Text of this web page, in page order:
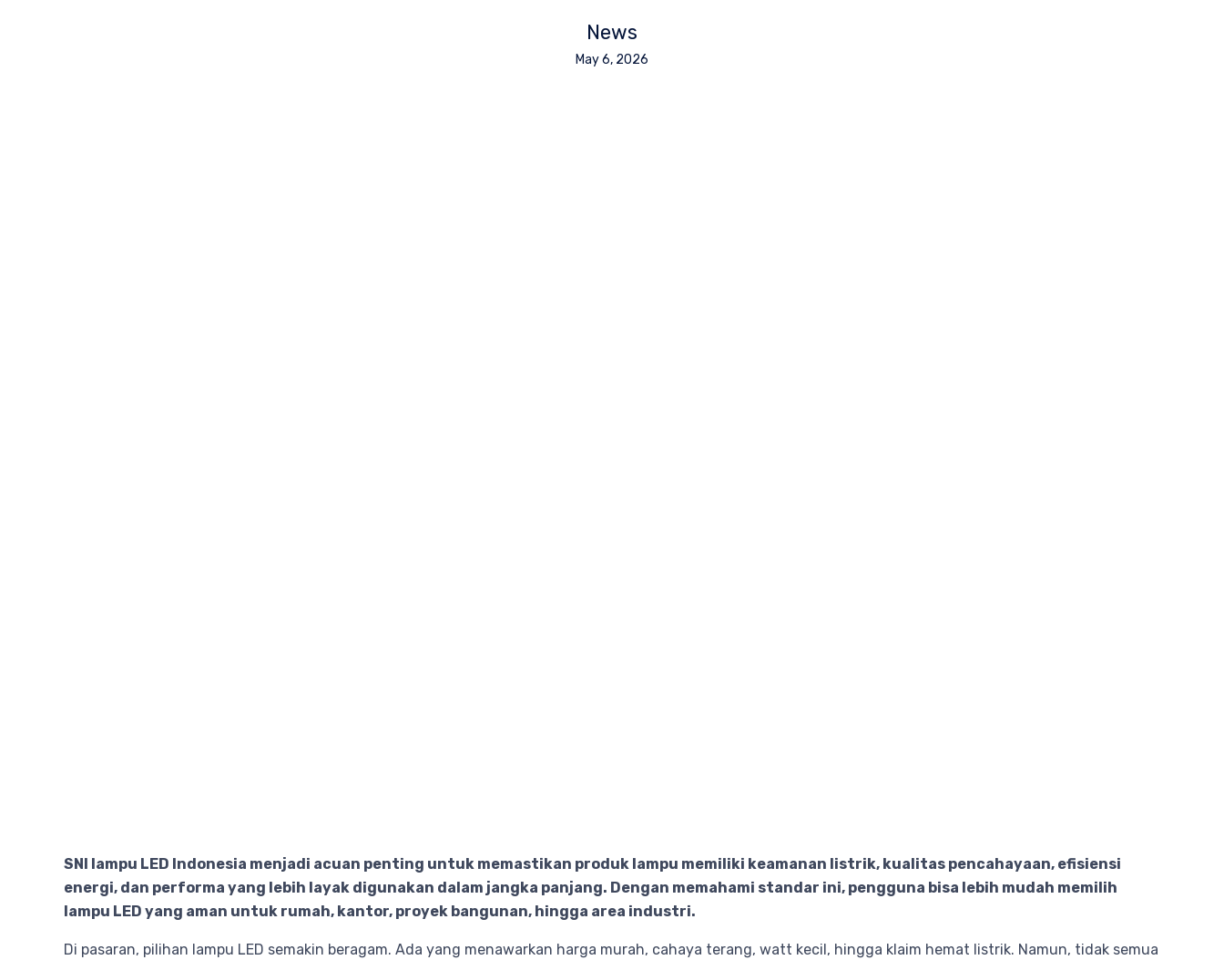
News
May 6, 2026
SNI lampu LED Indonesia menjadi acuan penting untuk memastikan produk lampu memiliki keamanan listrik, kualitas pencahayaan, efisiensi
energi, dan performa yang lebih layak digunakan dalam jangka panjang. Dengan memahami standar ini, pengguna bisa lebih mudah memilih
lampu LED yang aman untuk rumah, kantor, proyek bangunan, hingga area industri.
Di pasaran, pilihan lampu LED semakin beragam. Ada yang menawarkan harga murah, cahaya terang, watt kecil, hingga klaim hemat listrik. Namun, tidak semua